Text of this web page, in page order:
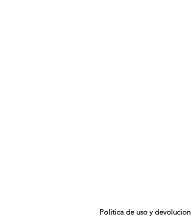
Politica de uso y devolucion